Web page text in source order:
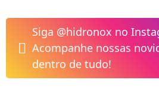
para
conteúdo
Siga @hidronox no
Acompanhe nossas
dentro de tudo!